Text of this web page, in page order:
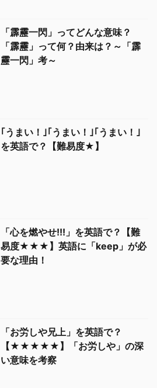
「霹靂一閃」ってどんな意味？
「霹靂」って何？由来は？～「霹
靂一閃」考～
｢うまい！｣｢うまい！｣｢うまい！｣
を英語で？【難易度★】
「心を燃やせ!!!」を英語で？【難
易度★★★】英語に「keep」が必
要な理由！
「お労しや兄上」を英語で？
【★★★★★】「お労しや」の深
い意味を考察